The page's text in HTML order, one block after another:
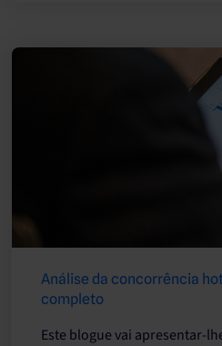
Análise da concorrência
completo
Este blogue vai apresentar-